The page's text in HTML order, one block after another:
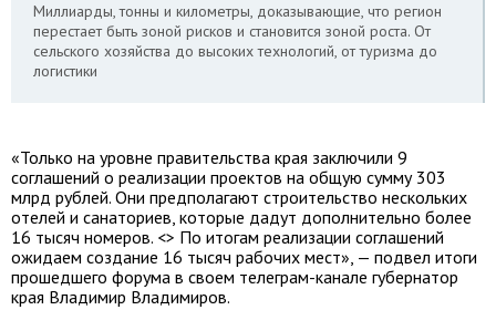
Миллиарды, тонны и километры, доказывающие, что регион
перестает быть зоной рисков и становится зоной роста. От
сельского хозяйства до высоких технологий, от туризма до
логистики
«Только на уровне правительства края заключили 9
соглашений о реализации проектов на общую сумму 303
млрд рублей. Они предполагают строительство нескольких
отелей и санаториев, которые дадут дополнительно более
16 тысяч номеров. <> По итогам реализации соглашений
ожидаем создание 16 тысяч рабочих мест», — подвел итоги
прошедшего форума в своем телеграм-канале губернатор
края Владимир Владимиров.